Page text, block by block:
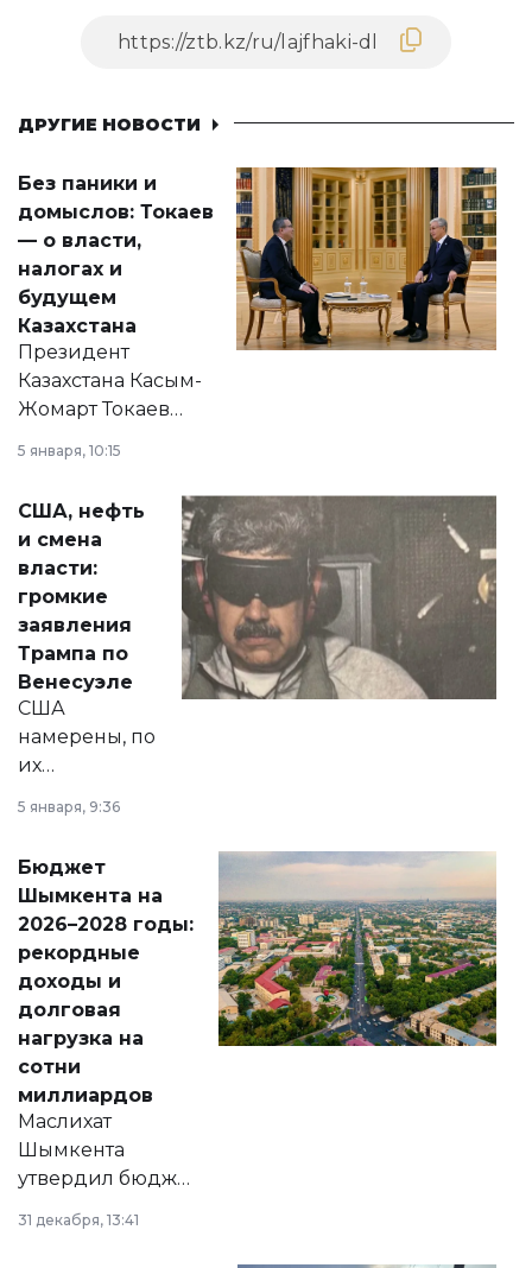
ДРУГИЕ НОВОСТИ
Без паники и
домыслов: Токаев
— о власти,
налогах и
будущем
Казахстана
Президент
Казахстана Касым-
Жомарт Токаев
сразу несколько
актуальных тем —
от слухов о
политических
реформах до
вопросов армии,
экономики и
личного здоровья.
5 января, 10:15
США, нефть
и смена
власти:
громкие
заявления
Трампа по
Венесуэле
США
намерены, по
их
принести
народу
Венесуэлы.
5 января, 9:36
Бюджет
Шымкента на
2026–2028 годы:
рекордные
доходы и
долговая
нагрузка на
сотни
миллиардов
Маслихат
Шымкента
утвердил бюджет
города на 2026–
2028 годы.
31 декабря, 13:41